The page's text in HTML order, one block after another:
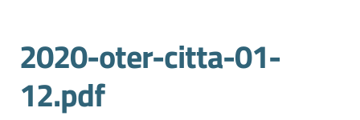
Studi
e
Statistica
2020-oter-citta-01-
12.pdf